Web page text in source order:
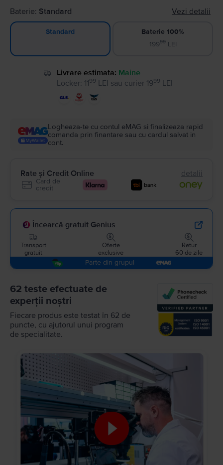
Baterie: Standard Vezi detalii
Standard
Baterie 100%
19999LEI
Livrare estimata: Maine
Locker: 1199 LEI sau curier 1999 LEI
Logheaza-te cu contul eMAG si finalizeaza rapid
comanda prin finantare sau cu cardul salvat in
cont.
Rate și Credit Online detalii
Card de
credit
Încearcă gratuit Genius
Transport
gratuit
Oferte
exclusive
Retur
60 de zile
Parte din grupul
62 teste efectuate de
experții noștri
Fiecare produs este testat în 62 de
puncte, cu ajutorul unui program
de specialitate.